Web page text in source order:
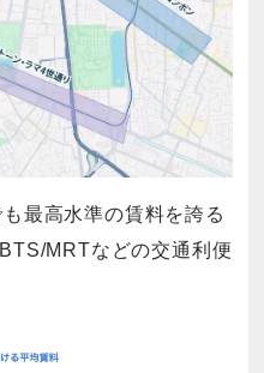
最高水準の賃料を誇る
MRTなどの交通利便